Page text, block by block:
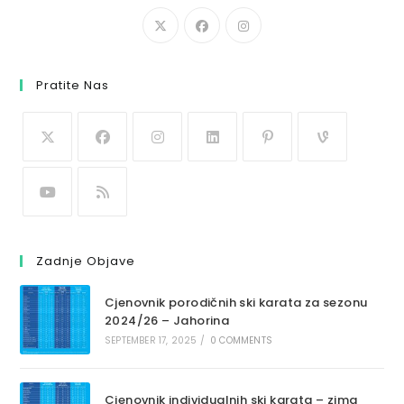
Pratite Nas
Zadnje Objave
Cjenovnik porodičnih ski karata za sezonu
2024/26 – Jahorina
SEPTEMBER 17, 2025 / 0 COMMENTS
Cjenovnik individualnih ski karata – zima